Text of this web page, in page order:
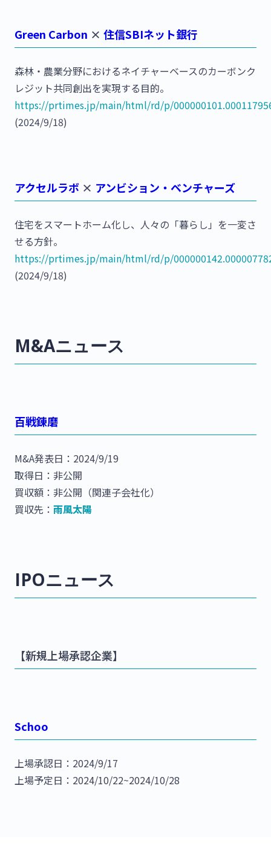
Green Carbon × 住信SBIネット銀行
森林・農業分野におけるネイチャーベースのカーボンク
レジット共同創出を実現する目的。
https://prtimes.jp/main/html/rd/p/
(2024/9/18)
アクセルラボ × アンビション・ベンチャーズ
住宅をスマートホーム化し、人々の「暮らし」を一変さ
せる方針。
https://prtimes.jp/main/html/rd/p/
(2024/9/18)
M&Aニュース
百戦錬磨
M&A発表日：2024/9/19
取得日：非公開
買収額：非公開（関連子会社化）
買収先： 雨風太陽
IPOニュース
【新規上場承認企業】
Schoo
上場承認日：2024/9/17
上場予定日：2024/10/22~2024/10/28